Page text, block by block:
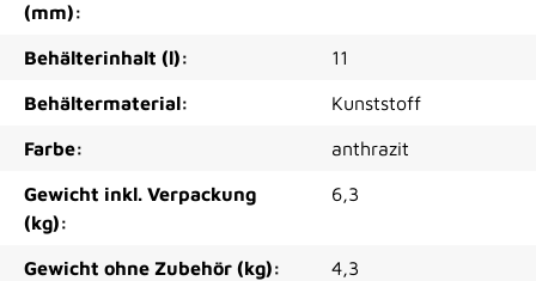
(mm):
Behälterinhalt (l): 11
Behältermaterial: Kunststoff
Farbe: anthrazit
Gewicht inkl. Verpackung
(kg):
6,3
Gewicht ohne Zubehör (kg): 4,3